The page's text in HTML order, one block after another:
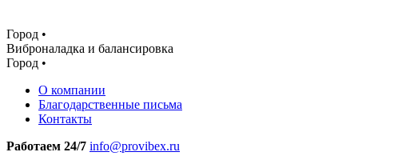
Город •
Виброналадка и балансировка
Город •
О компании
Благодарственные письма
Контакты
Работаем 24/7 info@provibex.ru